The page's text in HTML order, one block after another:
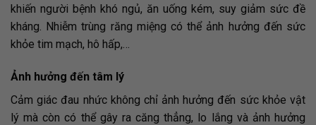
khiến người bệnh khó ngủ, ăn uống kém, suy giảm sức đề
kháng. Nhiễm trùng răng miệng có thể ảnh hưởng đến sức
khỏe tim mạch, hô hấp,…
Ảnh hưởng đến tâm lý
Cảm giác đau nhức không chỉ ảnh hưởng đến sức khỏe vật
lý mà còn có thể gây ra căng thẳng, lo lắng và ảnh hưởng